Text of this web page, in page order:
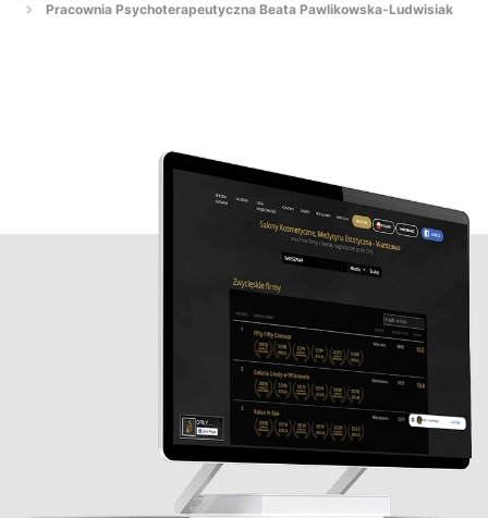
Pracownia Psychoterapeutyczna Beata Pawlikowska-Ludwisiak